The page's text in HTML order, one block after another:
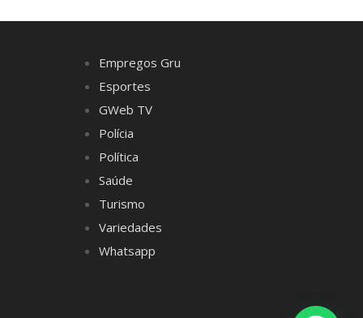
Empregos Gru
Esportes
GWeb TV
Polícia
Política
Saúde
Turismo
Variedades
Whatsapp